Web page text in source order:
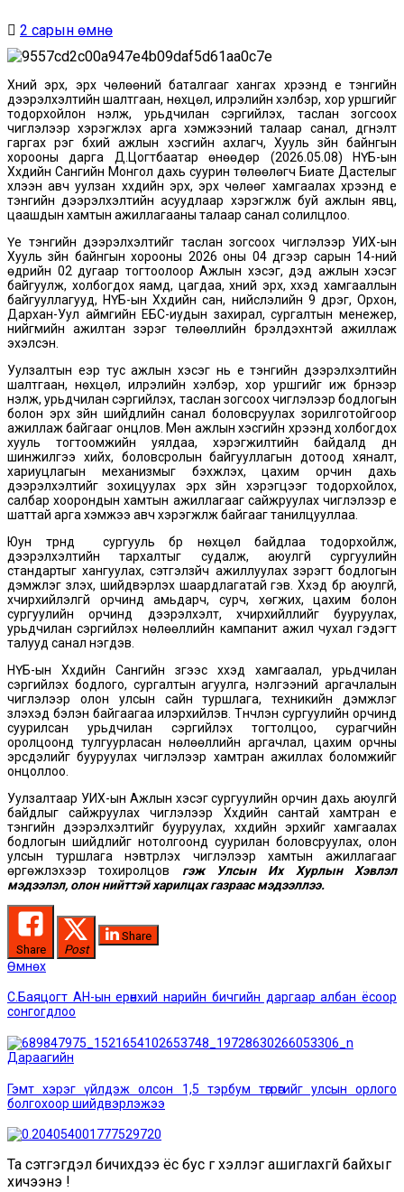
2 сарын өмнө
Хүний эрх, эрх чөлөөний баталгааг хангах хүрээнд үе тэнгийн
дээрэлхэлтийн шалтгаан, нөхцөл, илрэлийн хэлбэр, хор уршгийг
тодорхойлон үнэлж, урьдчилан сэргийлэх, таслан зогсоох
чиглэлээр хэрэгжүүлэх арга хэмжээний талаар санал, дүгнэлт
гаргах үүрэг бүхий ажлын хэсгийн ахлагч, Хууль зүйн байнгын
хорооны дарга Д.Цогтбаатар өнөөдөр (2026.05.08) НҮБ-ын
Хүүхдийн Сангийн Монгол дахь суурин төлөөлөгч Биате Дастелыг
хүлээн авч уулзан хүүхдийн эрх, эрх чөлөөг хамгаалах хүрээнд үе
тэнгийн дээрэлхэлтийн асуудлаар хэрэгжүүлж буй ажлын явц,
цаашдын хамтын ажиллагааны талаар санал солилцлоо.
Үе тэнгийн дээрэлхэлтийг таслан зогсоох чиглэлээр УИХ-ын
Хууль зүйн байнгын хорооны 2026 оны 04 дүгээр сарын 14-ний
өдрийн 02 дугаар тогтоолоор Ажлын хэсэг, дэд ажлын хэсэг
байгуулж, холбогдох яамд, цагдаа, хүний эрх, хүүхэд хамгааллын
байгууллагууд, НҮБ-ын Хүүхдийн сан, нийслэлийн 9 дүүрэг, Орхон,
Дархан-Уул аймгийн ЕБС-иудын захирал, сургалтын менежер,
нийгмийн ажилтан зэрэг төлөөллийн бүрэлдэхүүнтэй ажиллаж
эхэлсэн.
Уулзалтын үеэр тус ажлын хэсэг нь үе тэнгийн дээрэлхэлтийн
шалтгаан, нөхцөл, илрэлийн хэлбэр, хор уршгийг иж бүрнээр
үнэлж, урьдчилан сэргийлэх, таслан зогсоох чиглэлээр бодлогын
болон эрх зүйн шийдлийн санал боловсруулах зорилготойгоор
ажиллаж байгааг онцлов. Мөн ажлын хэсгийн хүрээнд холбогдох
хууль тогтоомжийн уялдаа, хэрэгжилтийн байдалд дүн
шинжилгээ хийх, боловсролын байгууллагын дотоод хяналт,
хариуцлагын механизмыг бэхжүүлэх, цахим орчин дахь
дээрэлхэлтийг зохицуулах эрх зүйн хэрэгцээг тодорхойлох,
салбар хоорондын хамтын ажиллагааг сайжруулах чиглэлээр үе
шаттай арга хэмжээ авч хэрэгжүүлж байгааг танилцууллаа.
Юун түрүүнд сургууль бүр нөхцөл байдлаа тодорхойлж,
дээрэлхэлтийн тархалтыг судалж, аюулгүй сургуулийн
стандартыг хангуулах, сэтгэлзүйч ажиллуулах зэрэгт бодлогын
дэмжлэг үзүүлэх, шийдвэрлэх шаардлагатай гэв. Хүүхэд бүр аюулгүй,
хүчирхийлэлгүй орчинд амьдарч, сурч, хөгжих, цахим болон
сургуулийн орчинд дээрэлхэлт, хүчирхийллийг бууруулах,
урьдчилан сэргийлэх нөлөөллийн кампанит ажил чухал гэдэгт
талууд санал нэгдэв.
НҮБ-ын Хүүхдийн Сангийн зүгээс хүүхэд хамгаалал, урьдчилан
сэргийлэх бодлого, сургалтын агуулга, үнэлгээний аргачлалын
чиглэлээр олон улсын сайн туршлага, техникийн дэмжлэг
үзүүлэхэд бэлэн байгаагаа илэрхийлэв. Түүнчлэн сургуулийн орчинд
суурилсан урьдчилан сэргийлэх тогтолцоо, сурагчийн
оролцоонд тулгуурласан нөлөөллийн аргачлал, цахим орчны
эрсдэлийг бууруулах чиглэлээр хамтран ажиллах боломжийг
онцоллоо.
Уулзалтаар УИХ-ын Ажлын хэсэг сургуулийн орчин дахь аюулгүй
байдлыг сайжруулах чиглэлээр Хүүхдийн сантай хамтран үе
тэнгийн дээрэлхэлтийг бууруулах, хүүхдийн эрхийг хамгаалах
бодлогын шийдлийг нотолгоонд суурилан боловсруулах, олон
улсын туршлага нэвтрүүлэх чиглэлээр хамтын ажиллагааг
өргөжүүлэхээр тохиролцов гэж Улсын Их Хурлын Хэвлэл
мэдээлэл, олон нийттэй харилцах газраас мэдээллээ.
Share Post
Share
Post
navigation
ӨмнөхӨмнөх
С.Баяцогт АН-ын ерөнхий нарийн бичгийн даргаар албан ёсоор
сонгогдлоо
Дараагийн
Гэмт хэрэг үйлдэж олсон 1,5 тэрбум төгрөгийг улсын орлого
болгохоор шийдвэрлэжээ
Та сэтгэгдэл бичихдээ ёс бус үг хэллэг ашиглахгүй байхыг
хичээнэ үү!